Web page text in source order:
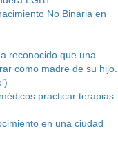
No Binaria en
reconocido que una
como madre de su hijo.
practicar terapias
en una ciudad